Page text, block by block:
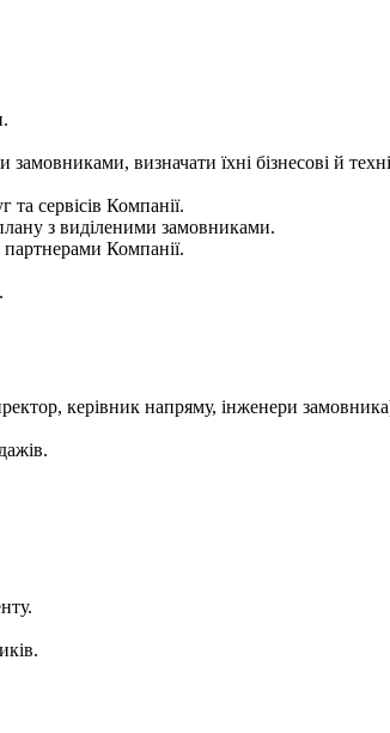
визначати їхні бізнесові й
сервісів Компанії.
з виділеними замовниками.
Компанії.
керівник напряму, інженери